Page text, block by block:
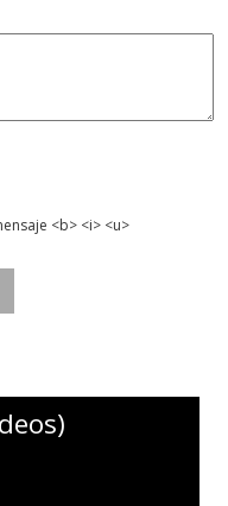
<b> <i> <u>